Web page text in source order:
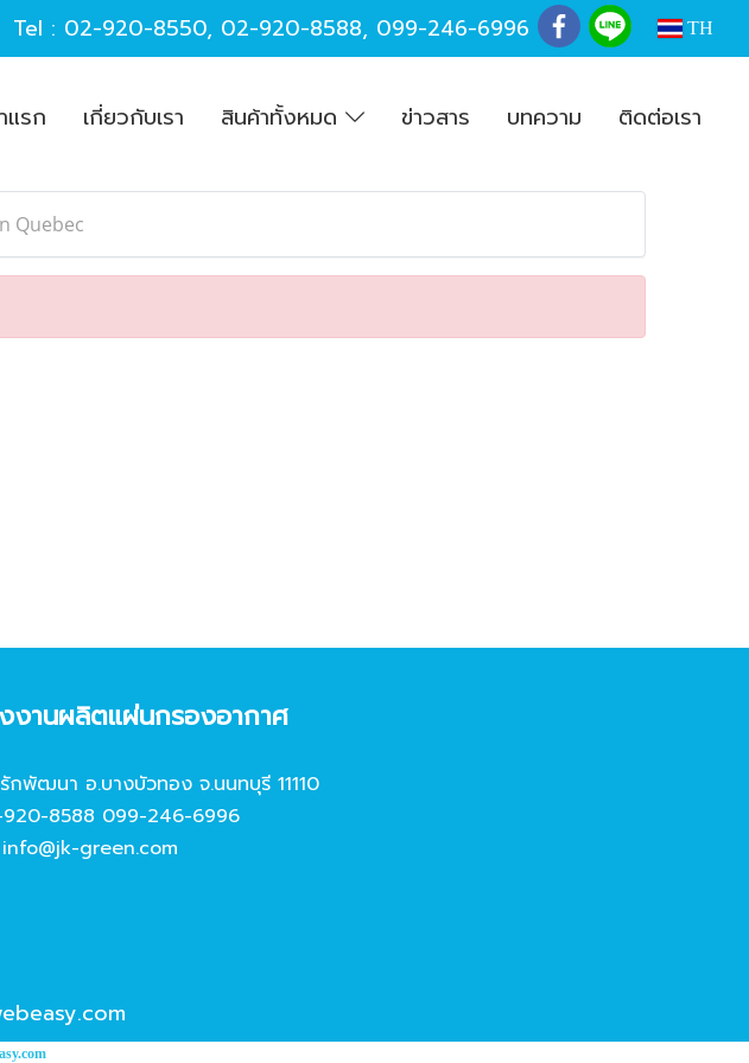
Tel : 02-920-8550, 02-920-8588, 099-246-6996 TH
แรก เกี่ยวกับเรา สินค้าทั้งหมด ข่าวสาร บทความ ติดต่อเรา
Quebec
งานผลิตแผ่นกรองอากาศ
พัฒนา อ.บางบัวทอง จ.นนทบุรี 11110
8588 099-246-6996
info@jk-green.com